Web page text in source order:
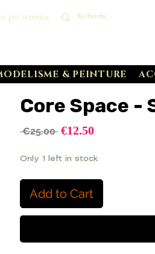
par semaine
& PEINTURE
Core Space -
€25.00 Regular
€12.50Sale
Only 1 left in stock
Add to Cart